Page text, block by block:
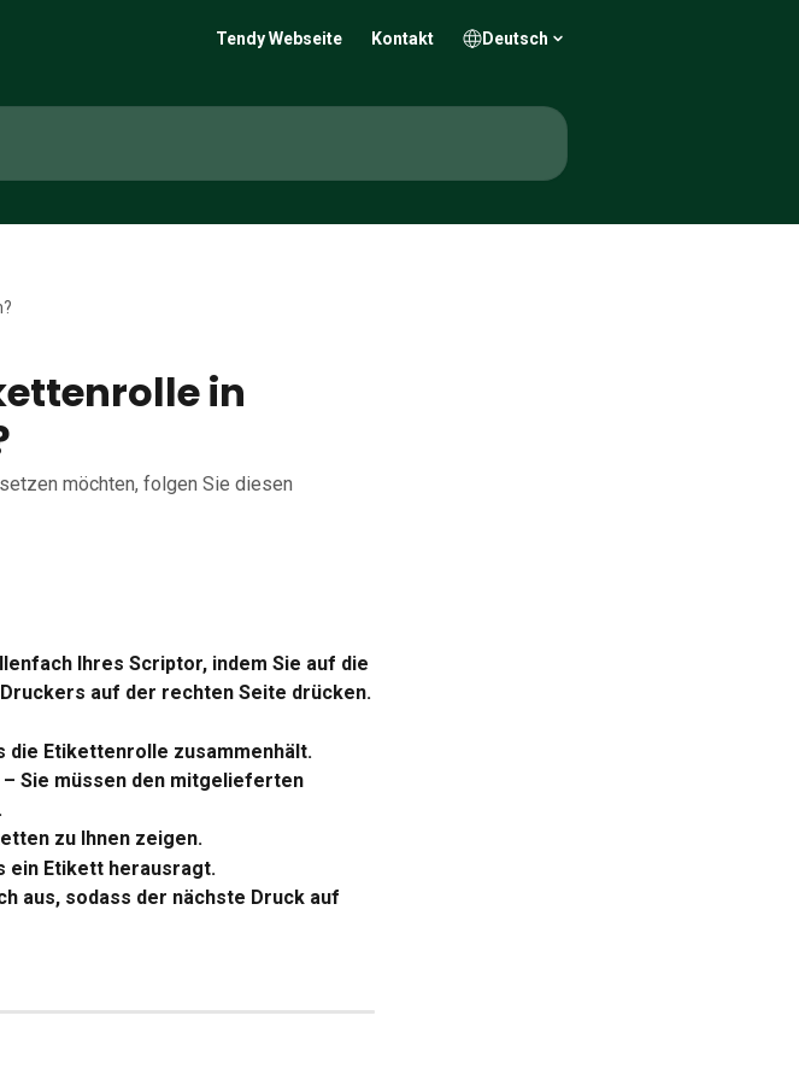
Tendy Webseite Kontakt Deutsch
in
möchten, folgen Sie diesen
Ihres Scriptor, indem Sie auf die
auf der rechten Seite drücken.
die Etikettenrolle zusammenhält.
– Sie müssen den mitgelieferten
zu Ihnen zeigen.
ein Etikett herausragt.
aus, sodass der nächste Druck auf